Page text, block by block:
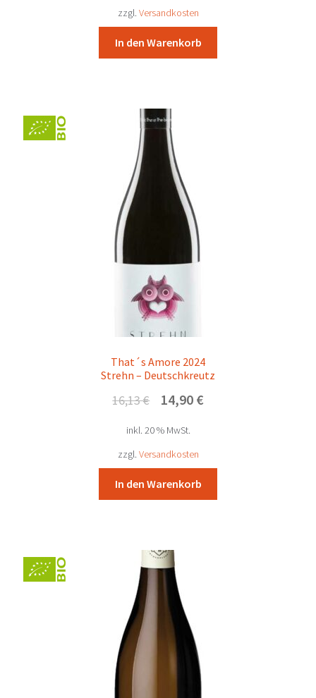
29,89 €
zzgl. Versandkosten
In den Warenkorb
That´s Amore 2024
Strehn – Deutschkreutz
16,13€
Ursprünglicher
war:
16,13 €
14,90 €Aktueller
inkl. 20 % MwSt.
zzgl. Versandkosten
In den Warenkorb